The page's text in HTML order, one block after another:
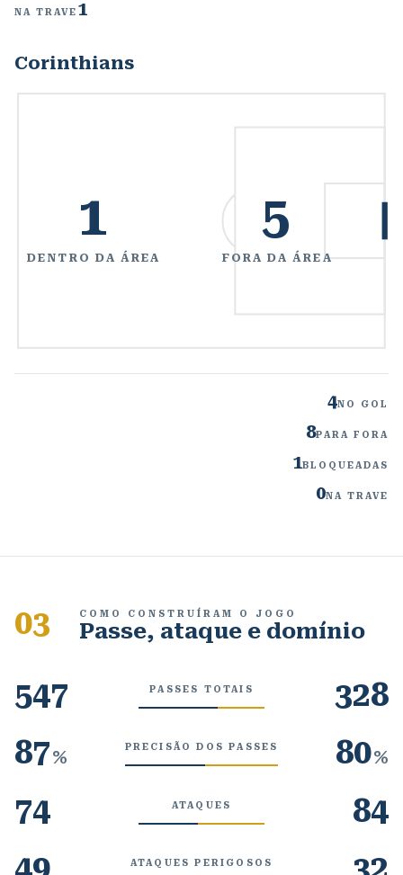
NA TRAVE 1
Corinthians
1
DENTRO DA ÁREA
5
FORA DA ÁREA
4NO GOL
8PARA FORA
1BLOQUEADAS
0NA TRAVE
03 COMO CONSTRUÍRAM O JOGO
Passe, ataque e domínio
547 PASSES TOTAIS
328
87% PRECISÃO DOS PASSES 80%
74 ATAQUES
84
ATAQUES PERIGOSOS